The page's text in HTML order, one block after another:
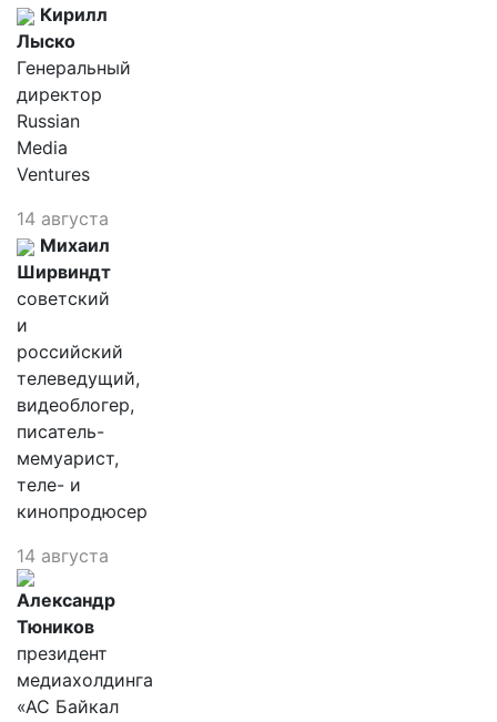
Кирилл
Лыско
Генеральный
директор
Russian
Media
Ventures
14 августа
Михаил
Ширвиндт
советский
и
российский
телеведущий,
видеоблогер,
писатель-
мемуарист,
теле- и
кинопродюсер
14 августа
Александр
Тюников
президент
медиахолдинга
«АС Байкал